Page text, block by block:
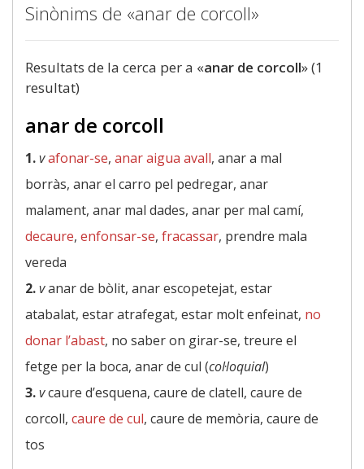
Sinònims de «anar de corcoll»
Resultats de la cerca per a «anar de corcoll» (1
resultat)
anar de corcoll
1.vafonar-se, anar aigua avall, anar a mal
borràs, anar el carro pel pedregar, anar
malament, anar mal dades, anar per mal camí,
decaure, enfonsar-se, fracassar, prendre mala
vereda
2.vanar de bòlit, anar escopetejat, estar
atabalat, estar atrafegat, estar molt enfeinat, no
donar l’abast, no saber on girar-se, treure el
fetge per la boca, anar de cul (col·loquial)
3.vcaure d’esquena, caure de clatell, caure de
corcoll, caure de cul, caure de memòria, caure de
tos